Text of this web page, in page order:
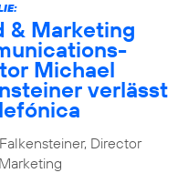
& Marketing
Michael
verlässt
Director